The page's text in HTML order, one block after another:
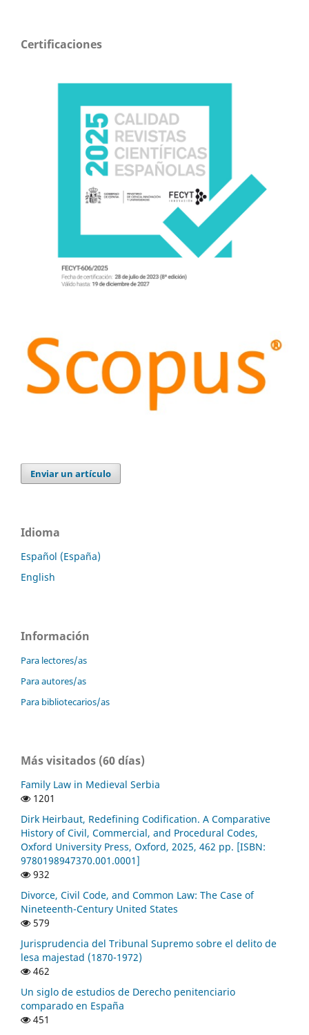
Certificaciones
Enviar un artículo
Idioma
Español (España)
English
Información
Para lectores/as
Para autores/as
Para bibliotecarios/as
Más visitados (60 días)
Family Law in Medieval Serbia
1201
Dirk Heirbaut, Redefining Codification. A Comparative
History of Civil, Commercial, and Procedural Codes,
Oxford University Press, Oxford, 2025, 462 pp. [ISBN:
9780198947370.001.0001]
932
Divorce, Civil Code, and Common Law: The Case of
Nineteenth-Century United States
579
Jurisprudencia del Tribunal Supremo sobre el delito de
lesa majestad (1870-1972)
462
Un siglo de estudios de Derecho penitenciario
comparado en España
451